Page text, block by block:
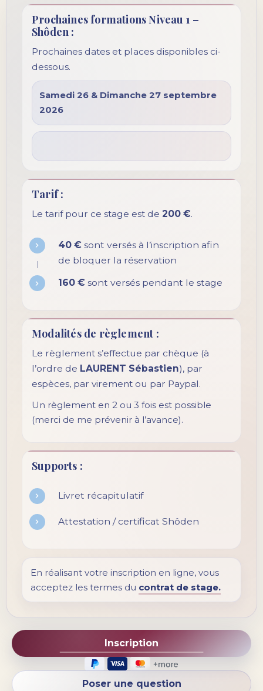
Prochaines formations Niveau 1 –
Shôden :
Prochaines dates et places disponibles ci-
dessous.
Samedi 26 & Dimanche 27 septembre
2026
Tarif :
Le tarif pour ce stage est de 200 €.
40 € sont versés à l’inscription afin
de bloquer la réservation
160 € sont versés pendant le stage
Modalités de règlement :
Le règlement s’effectue par chèque (à
l’ordre de LAURENT Sébastien), par
espèces, par virement ou par Paypal.
Un règlement en 2 ou 3 fois est possible
(merci de me prévenir à l’avance).
Supports :
Livret récapitulatif
Attestation / certificat Shôden
En réalisant votre inscription en ligne, vous
acceptez les termes du contrat de stage.
Inscription
Poser une question